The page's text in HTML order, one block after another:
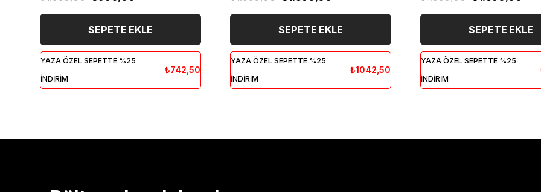
SEPETE EKLE
YAZA ÖZEL SEPETTE %25
İNDİRİM
₺742,50
SEPETE EKLE
YAZA ÖZEL SEPETTE %25
İNDİRİM
₺1042,50
SEPETE EKLE
YAZA ÖZEL SEPETTE %25
İNDİRİM